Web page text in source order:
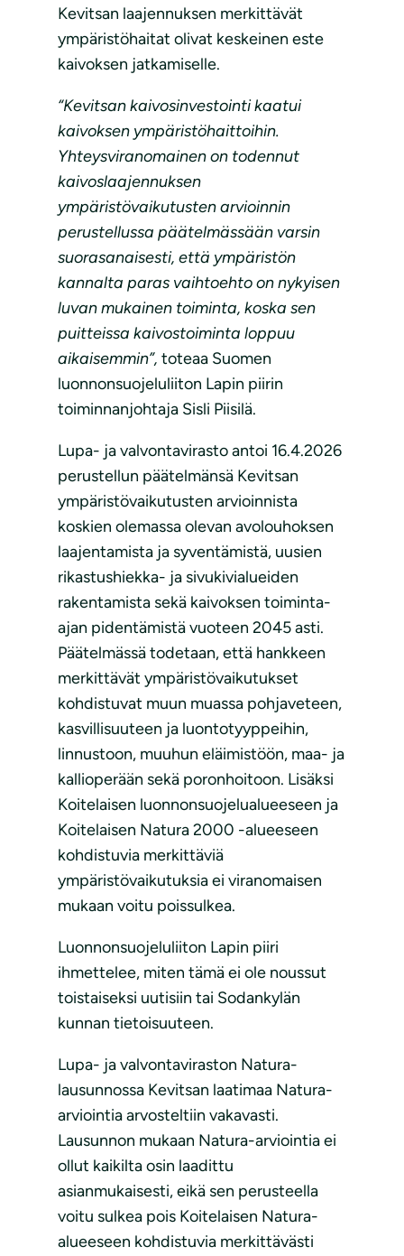
Kevitsan laajennuksen merkittävät
ympäristöhaitat olivat keskeinen este
kaivoksen jatkamiselle.
“Kevitsan kaivosinvestointi kaatui
kaivoksen ympäristöhaittoihin.
Yhteysviranomainen on todennut
kaivoslaajennuksen
ympäristövaikutusten arvioinnin
perustellussa päätelmässään varsin
suorasanaisesti, että ympäristön
kannalta paras vaihtoehto on nykyisen
luvan mukainen toiminta, koska sen
puitteissa kaivostoiminta loppuu
aikaisemmin”, toteaa Suomen
luonnonsuojeluliiton Lapin piirin
toiminnanjohtaja Sisli Piisilä.
Lupa- ja valvontavirasto antoi 16.4.2026
perustellun päätelmänsä Kevitsan
ympäristövaikutusten arvioinnista
koskien olemassa olevan avolouhoksen
laajentamista ja syventämistä, uusien
rikastushiekka- ja sivukivialueiden
rakentamista sekä kaivoksen toiminta-
ajan pidentämistä vuoteen 2045 asti.
Päätelmässä todetaan, että hankkeen
merkittävät ympäristövaikutukset
kohdistuvat muun muassa pohjaveteen,
kasvillisuuteen ja luontotyyppeihin,
linnustoon, muuhun eläimistöön, maa- ja
kallioperään sekä poronhoitoon. Lisäksi
Koitelaisen luonnonsuojelualueeseen ja
Koitelaisen Natura 2000 -alueeseen
kohdistuvia merkittäviä
ympäristövaikutuksia ei viranomaisen
mukaan voitu poissulkea.
Luonnonsuojeluliiton Lapin piiri
ihmettelee, miten tämä ei ole noussut
toistaiseksi uutisiin tai Sodankylän
kunnan tietoisuuteen.
Lupa- ja valvontaviraston Natura-
lausunnossa Kevitsan laatimaa Natura-
arviointia arvosteltiin vakavasti.
Lausunnon mukaan Natura-arviointia ei
ollut kaikilta osin laadittu
asianmukaisesti, eikä sen perusteella
voitu sulkea pois Koitelaisen Natura-
alueeseen kohdistuvia merkittävästi